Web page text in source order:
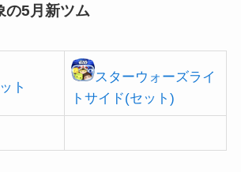
の5月新ツム
ト
スターウォーズライ
トサイド(セット)